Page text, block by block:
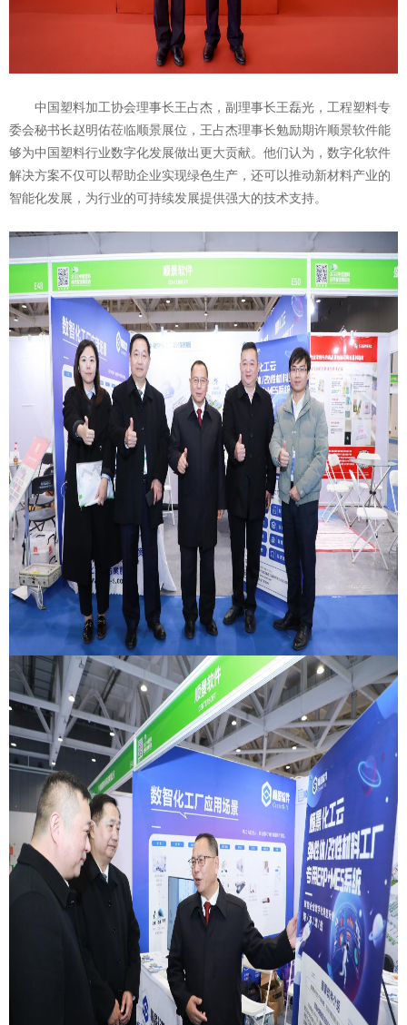
中国塑料加工协会理事长王占杰，副理事长王磊光，工程塑料专
委会秘书长赵明佑莅临顺景展位，王占杰理事长勉励期许顺景软件能
够为中国塑料行业数字化发展做出更大贡献。他们认为，数字化软件
解决方案不仅可以帮助企业实现绿色生产，还可以推动新材料产业的
智能化发展，为行业的可持续发展提供强大的技术支持。